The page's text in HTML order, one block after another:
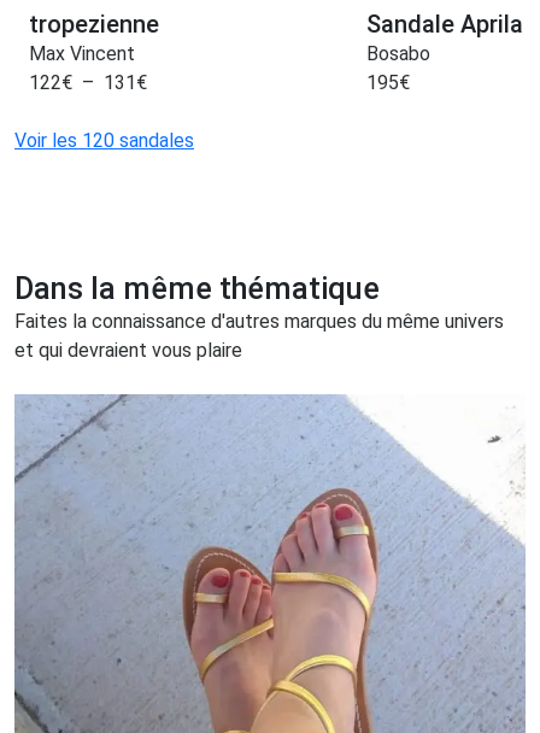
tropezienne
Max Vincent
122€ – 131 €
Sandale Aprila
Bosabo
195€
Voir les 120 sandales
Dans la même thématique
Faites la connaissance d'autres marques du même univers
et qui devraient vous plaire